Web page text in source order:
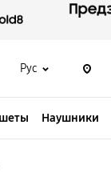
Рус
Наушники